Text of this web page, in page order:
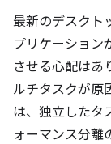
最新のデスクト
プリケーション
させる心配はあ
ルチタスクが原
は、独立したタ
ォーマンス分離